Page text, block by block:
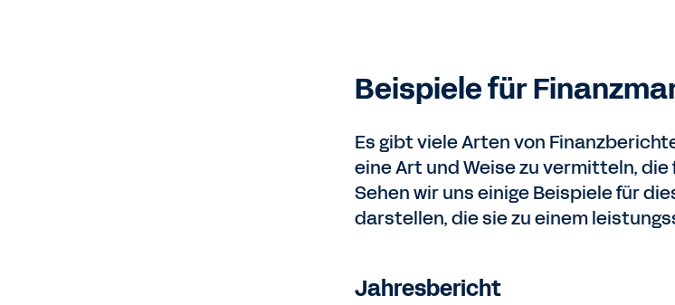
Beispiele für
Es gibt viele Arten von
eine Art und Weise zu vermitteln,
Sehen wir uns einige Beispiele für
darstellen, die sie zu einem
Jahresbericht